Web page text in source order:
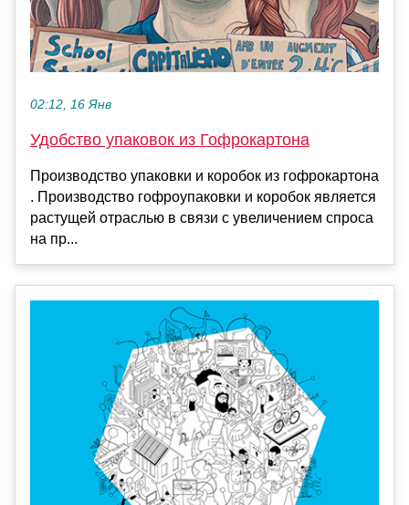
02:12, 16 Янв
Удобство упаковок из Гофрокартона
Производство упаковки и коробок из гофрокартона
. Производство гофроупаковки и коробок является
растущей отраслью в связи с увеличением спроса
на пр...